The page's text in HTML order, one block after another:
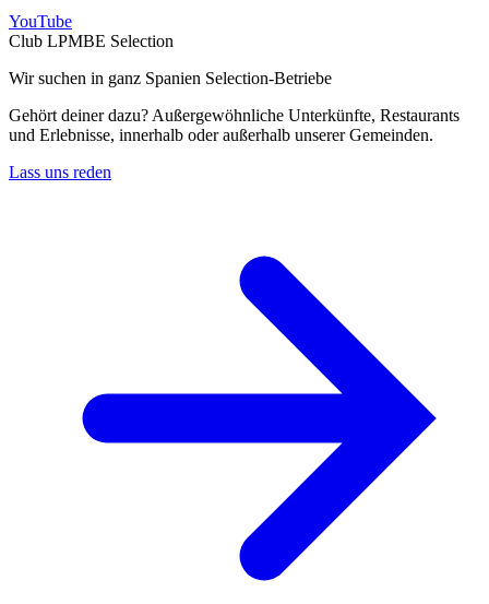
YouTube
Club LPMBE Selection
Wir suchen in ganz Spanien Selection-Betriebe
Gehört deiner dazu? Außergewöhnliche Unterkünfte, Restaurants
und Erlebnisse, innerhalb oder außerhalb unserer Gemeinden.
Lass uns reden